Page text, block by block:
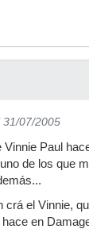
31/07/2005
Paul
de los que
crá el Vinnie,
en